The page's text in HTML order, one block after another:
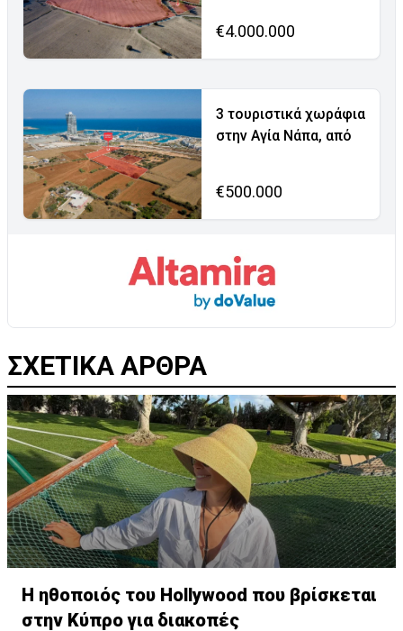
€4.000.000
3 τουριστικά χωράφια
στην Αγία Νάπα, από
€500.000
ΣΧΕΤΙΚΑ ΑΡΘΡΑ
Η ηθοποιός του Hollywood που βρίσκεται
στην Κύπρο για διακοπές